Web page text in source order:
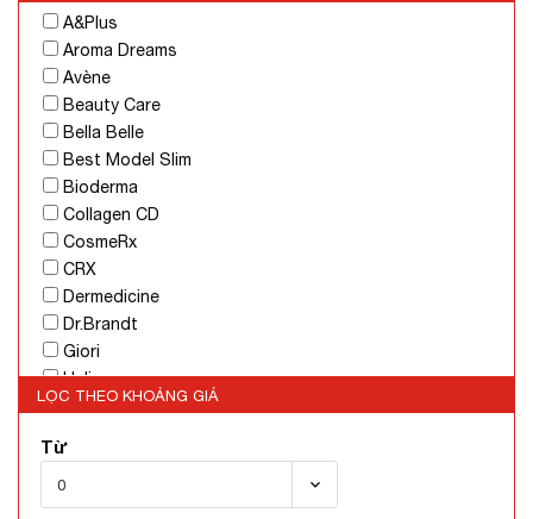
Làm sạch da
Tẩy tế bào chết
Cân bằng da
Kiểm soát nhờn
Se khít lỗ chân lông
Giảm cân
Massage
Trị sẹo
Trị rạn da
Mọc tóc
Chăm sóc tóc
Dưỡng mi mày
Thực phẩm chức năng
Hỗ trợ tẩy trang
Hỗ trợ trang điểm
Tái tạo phục hồi da
A&Plus
Aroma Dreams
Avène
Beauty Care
Bella Belle
Best Model Slim
Bioderma
Collagen CD
CosmeRx
CRX
Dermedicine
Dr.Brandt
Giori
Heliocare
Hush & Hush
íPsasa
IS Clinical
LỌC THEO KHOẢNG GIÁ
Từ